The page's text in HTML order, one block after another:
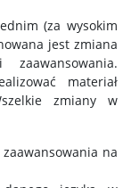
(za wysokim
jest zmiana
materiał
zmiany w
na